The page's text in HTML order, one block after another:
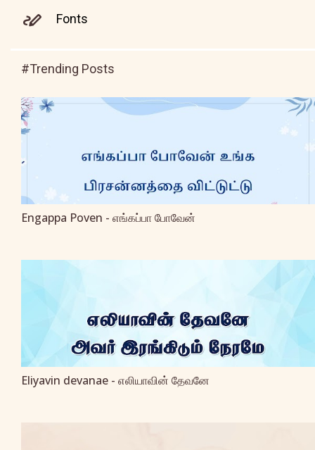
Fonts
#Trending Posts
Engappa Poven - எங்கப்பா போவேன்
Eliyavin devanae - எலியாவின் தேவனே